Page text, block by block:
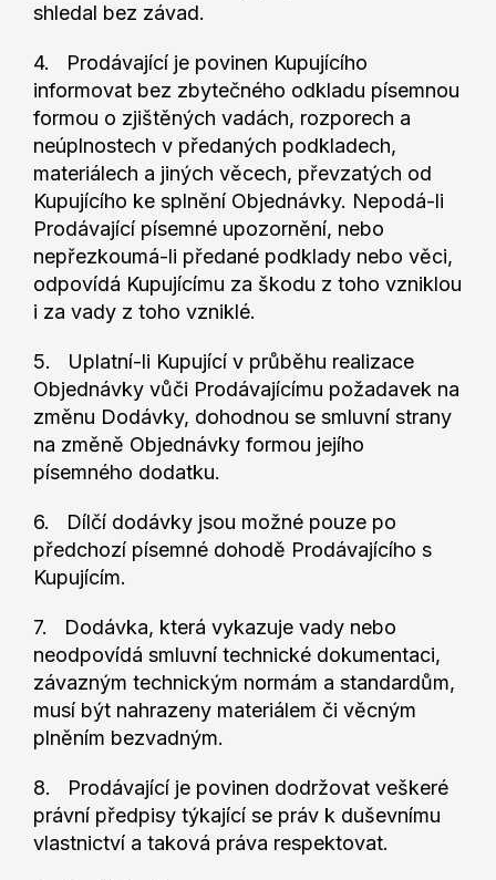
shledal bez závad.
4. Prodávající je povinen Kupujícího
informovat bez zbytečného odkladu písemnou
formou o zjištěných vadách, rozporech a
neúplnostech v předaných podkladech,
materiálech a jiných věcech, převzatých od
Kupujícího ke splnění Objednávky. Nepodá-li
Prodávající písemné upozornění, nebo
nepřezkoumá-li předané podklady nebo věci,
odpovídá Kupujícímu za škodu z toho vzniklou
i za vady z toho vzniklé.
5. Uplatní-li Kupující v průběhu realizace
Objednávky vůči Prodávajícímu požadavek na
změnu Dodávky, dohodnou se smluvní strany
na změně Objednávky formou jejího
písemného dodatku.
6. Dílčí dodávky jsou možné pouze po
předchozí písemné dohodě Prodávajícího s
Kupujícím.
7. Dodávka, která vykazuje vady nebo
neodpovídá smluvní technické dokumentaci,
závazným technickým normám a standardům,
musí být nahrazeny materiálem či věcným
plněním bezvadným.
8. Prodávající je povinen dodržovat veškeré
právní předpisy týkající se práv k duševnímu
vlastnictví a taková práva respektovat.